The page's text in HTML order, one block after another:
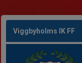
Viggbyholms IK FF